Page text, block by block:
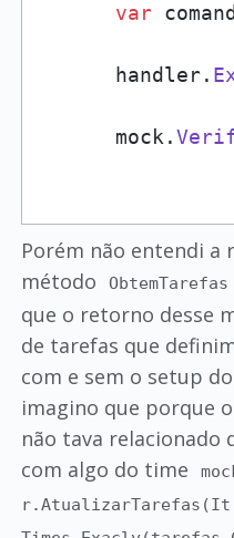
var
      handler.
      mock.
Porém não entendi a
método
ObtemTarefas
que o retorno desse
de tarefas que
com e sem o setup
imagino que porque
não tava relacionado
com algo do time